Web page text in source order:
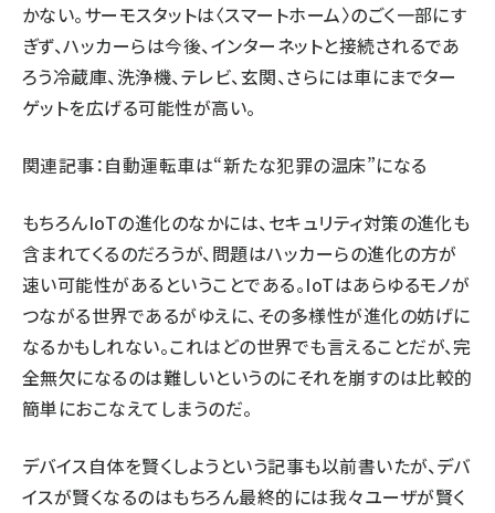
かない。サーモスタットは〈スマートホーム〉のごく一部にす
ぎず、ハッカーらは今後、インターネットと接続されるであ
ろう冷蔵庫、洗浄機、テレビ、玄関、さらには車にまでター
ゲットを広げる可能性が高い。
関連記事：自動運転車は“新たな犯罪の温床”になる
もちろんIoTの進化のなかには、セキュリティ対策の進化も
含まれてくるのだろうが、問題はハッカーらの進化の方が
速い可能性があるということである。IoTはあらゆるモノが
つながる世界であるがゆえに、その多様性が進化の妨げに
なるかもしれない。これはどの世界でも言えることだが、完
全無欠になるのは難しいというのにそれを崩すのは比較的
簡単におこなえてしまうのだ。
デバイス自体を賢くしようという記事も以前書いたが、デバ
イスが賢くなるのはもちろん最終的には我々ユーザが賢く